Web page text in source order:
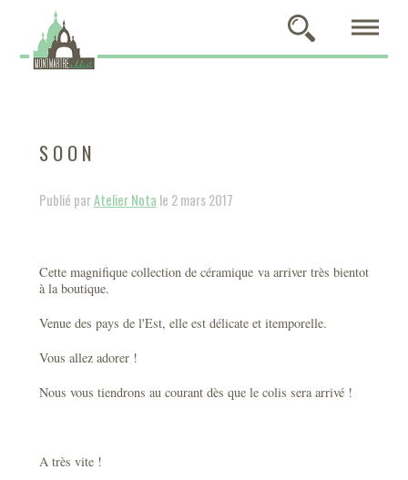
S O O N
Publié parAtelier Nota le 2 mars 2017
Cette magnifique collection de céramique va arriver très bientot
à la boutique.
Venue des pays de l'Est, elle est délicate et itemporelle.
Vous allez adorer !
Nous vous tiendrons au courant dès que le colis sera arrivé !
A très vite !